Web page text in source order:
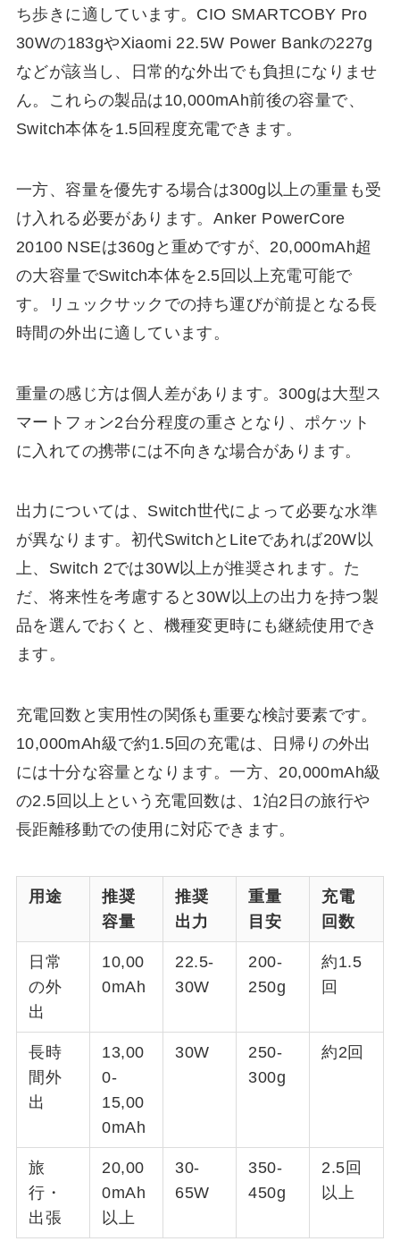
ち歩きに適しています。CIO SMARTCOBY Pro
30Wの183gやXiaomi 22.5W Power Bankの227g
などが該当し、日常的な外出でも負担になりませ
ん。これらの製品は10,000mAh前後の容量で、
Switch本体を1.5回程度充電できます。
一方、容量を優先する場合は300g以上の重量も受
け入れる必要があります。Anker PowerCore
20100 NSEは360gと重めですが、20,000mAh超
の大容量でSwitch本体を2.5回以上充電可能で
す。リュックサックでの持ち運びが前提となる長
時間の外出に適しています。
重量の感じ方は個人差があります。300gは大型ス
マートフォン2台分程度の重さとなり、ポケット
に入れての携帯には不向きな場合があります。
出力については、Switch世代によって必要な水準
が異なります。初代SwitchとLiteであれば20W以
上、Switch 2では30W以上が推奨されます。た
だ、将来性を考慮すると30W以上の出力を持つ製
品を選んでおくと、機種変更時にも継続使用でき
ます。
充電回数と実用性の関係も重要な検討要素です。
10,000mAh級で約1.5回の充電は、日帰りの外出
には十分な容量となります。一方、20,000mAh級
の2.5回以上という充電回数は、1泊2日の旅行や
長距離移動での使用に対応できます。
用途
推奨
容量
推奨
出力
重量
目安
充電
回数
日常
の外
出
10,00
0mAh
22.5-
30W
200-
250g
約1.5
回
長時
間外
出
13,00
0-
15,00
0mAh
30W
250-
300g
約2回
旅
行・
出張
20,00
0mAh
以上
30-
65W
350-
450g
2.5回
以上